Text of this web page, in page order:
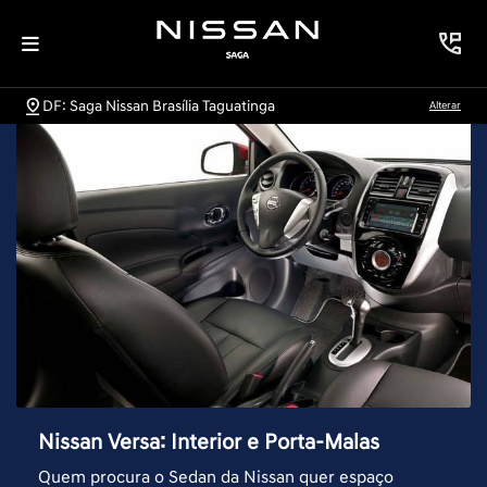
DF: Saga Nissan Brasília Taguatinga Alterar
Nissan Versa: Interior e Porta-Malas
Quem procura o Sedan da Nissan quer espaço